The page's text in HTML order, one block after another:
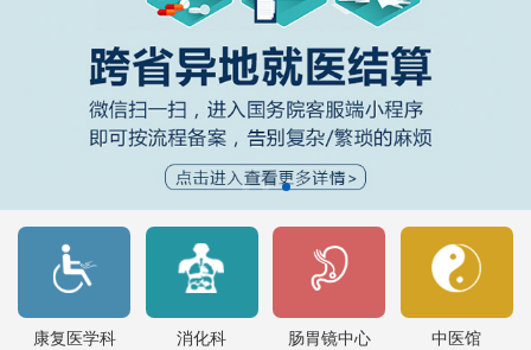
康复医学科 消化科 肠胃镜中心 中医馆